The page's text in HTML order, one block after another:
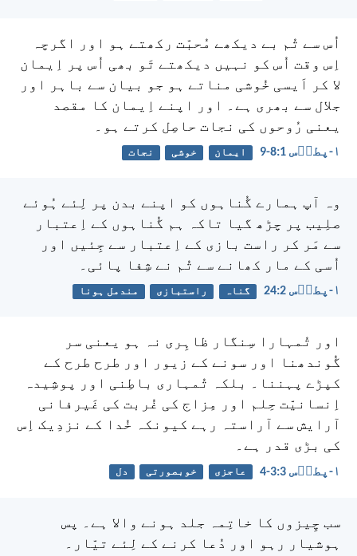
اُس سے تُم بے دیکھے مُحبّت رکھتے ہو اور اگرچہ
اِس وقت اُس کو نہیں دیکھتے تَو بھی اُس پر اِیمان
لا کر اَیسی خُوشی مناتے ہو جو بیان سے باہر اور
جلال سے بھری ہے۔ اور اپنے اِیمان کا مقصد
یعنی رُوحوں کی نجات حاصِل کرتے ہو۔
۱-پطرؔس 1:‏8-‏9 ایمان خوشی نجات
وہ آپ ہمارے گُناہوں کو اپنے بدن پر لِئے ہُوئے
صلِیب پر چڑھ گیا تاکہ ہم گُناہوں کے اِعتبار
سے مَر کر راست بازی کے اِعتبار سے جِئیں اور
اُسی کے مار کھانے سے تُم نے شِفا پائی۔
۱-پطرؔس 2:‏24 گناہ راستبازی مندمل ہونا
اور تُمہارا سِنگار ظاہِری نہ ہو یعنی سر
گُوندھنا اور سونے کے زیور اور طرح طرح کے
کپڑے پہننا۔ بلکہ تُمہاری باطِنی اور پوشِیدہ
اِنسانیّت حِلم اور مِزاج کی غُربت کی غَیرفانی
آرایش سے آراستہ رہے کیونکہ خُدا کے نزدِیک اِس
کی بڑی قدر ہے۔
۱-پطرؔس 3:‏3-‏4 عاجزی خوبصورتی دل
سب چِیزوں کا خاتِمہ جلد ہونے والا ہے۔ پس
ہوشیار رہو اور دُعا کرنے کے لِئے تیّار۔